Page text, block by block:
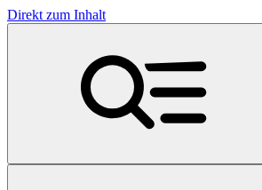
Direkt zum Inhalt